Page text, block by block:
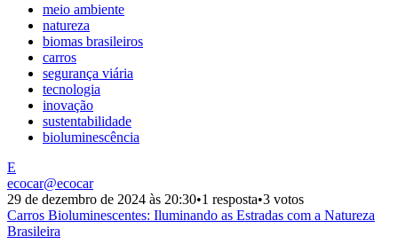
meio ambiente
natureza
biomas brasileiros
carros
segurança viária
tecnologia
inovação
sustentabilidade
bioluminescência
E
ecocar@ecocar
29 de dezembro de 2024 às 20:30•1 resposta•3 votos
Carros Bioluminescentes: Iluminando as Estradas com a Natureza
Brasileira